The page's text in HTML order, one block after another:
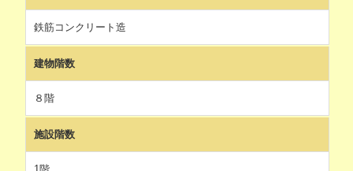
鉄筋コンクリート造
建物階数
８階
施設階数